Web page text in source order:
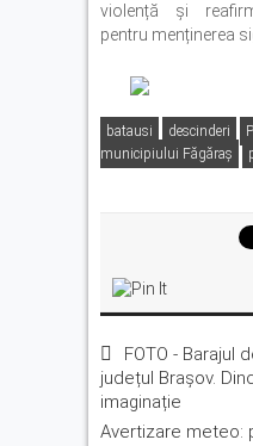
violență și
pentru menținerea
batausi descinderi
municipiului Făgăraș
FOTO - Barajul
județul Brașov.
imaginație
Avertizare meteo: